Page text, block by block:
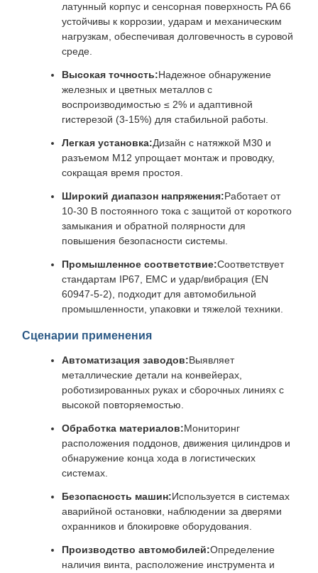
латунный корпус и сенсорная поверхность PA 66
устойчивы к коррозии, ударам и механическим
нагрузкам, обеспечивая долговечность в суровой
среде.
Высокая точность:Надежное обнаружение
железных и цветных металлов с
воспроизводимостью ≤ 2% и адаптивной
гистерезой (3-15%) для стабильной работы.
Легкая установка:Дизайн с натяжкой M30 и
разъемом M12 упрощает монтаж и проводку,
сокращая время простоя.
Широкий диапазон напряжения:Работает от
10-30 В постоянного тока с защитой от короткого
замыкания и обратной полярности для
повышения безопасности системы.
Промышленное соответствие:Соответствует
стандартам IP67, EMC и удар/вибрация (EN
60947-5-2), подходит для автомобильной
промышленности, упаковки и тяжелой техники.
Сценарии применения
Автоматизация заводов:Выявляет
металлические детали на конвейерах,
роботизированных руках и сборочных линиях с
высокой повторяемостью.
Обработка материалов:Мониторинг
расположения поддонов, движения цилиндров и
обнаружение конца хода в логистических
системах.
Безопасность машин:Используется в системах
аварийной остановки, наблюдении за дверями
охранников и блокировке оборудования.
Производство автомобилей:Определение
наличия винта, расположение инструмента и